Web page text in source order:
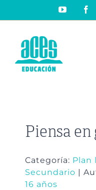
YouTube
Piensa
Categoría: Plan
Secundario |
16 años